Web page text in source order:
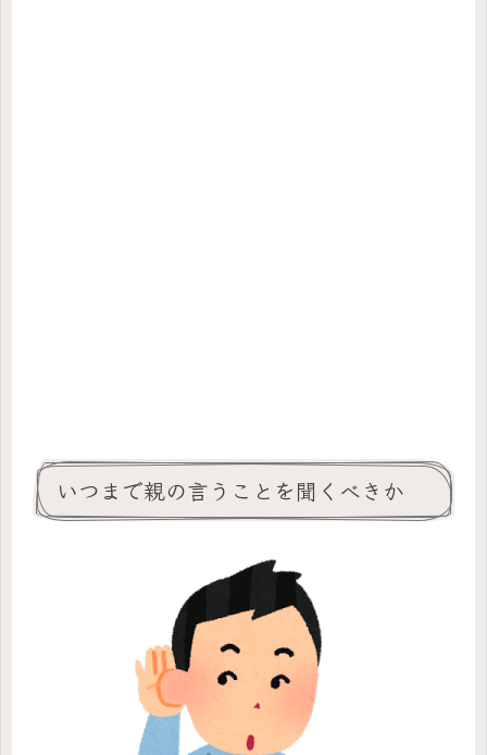
いつまで親の言うことを聞くべきか